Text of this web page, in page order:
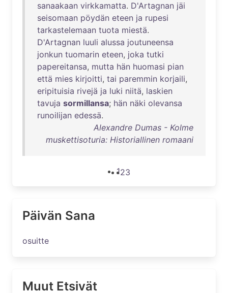
sanaakaan virkkamatta. D'Artagnan jäi
seisomaan pöydän eteen ja rupesi
tarkastelemaan tuota miestä.
D'Artagnan luuli alussa joutuneensa
jonkun tuomarin eteen, joka tutki
papereitansa, mutta hän huomasi pian
että mies kirjoitti, tai paremmin korjaili,
eripituisia rivejä ja luki niitä, laskien
tavuja sormillansa; hän näki olevansa
runoilijan edessä.
Alexandre Dumas - Kolme
muskettisoturia: Historiallinen romaani
123
Päivän Sana
osuitte
Muut Etsivät